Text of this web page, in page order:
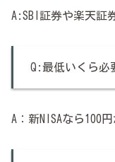
A:SBI証券や楽天証
Q:最低いくら必
A：新NISAなら100